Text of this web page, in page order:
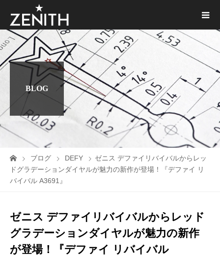
BLOG
ブログ DEFY
ゼニス デファイリバイバルからレッ
ドグラデーションダイヤルが魅力の新作が登場！『デファイ リ
バイバル A3691』
ゼニス デファイリバイバルからレッド
グラデーションダイヤルが魅力の新作
が登場！『デファイ リバイバル